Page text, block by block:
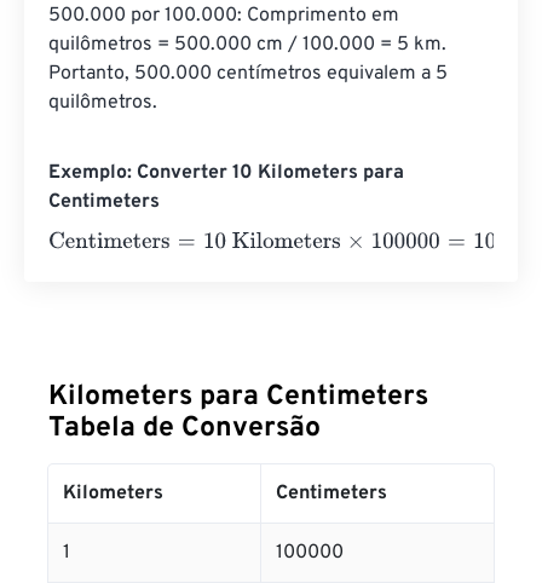
500.000 por 100.000: Comprimento em
quilômetros = 500.000 cm / 100.000 = 5 km.
Portanto, 500.000 centímetros equivalem a 5
quilômetros.
Exemplo: Converter 10 Kilometers para
Centimeters
Centimeters= 10 Kilometers×100000 =1000000
Kilometers para Centimeters
Tabela de Conversão
Kilometers Centimeters
1 100000